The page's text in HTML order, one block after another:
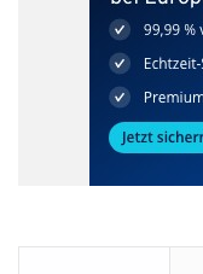
die VEBA AG ein.
die
München. 2006
gegründeten E.ON-
Strom und Gas GmbH.